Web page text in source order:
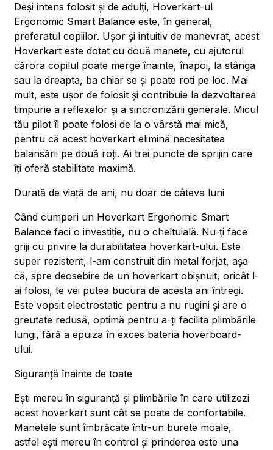
Deși intens folosit și de adulți, Hoverkart-ul
Ergonomic Smart Balance este, în general,
preferatul copiilor. Ușor și intuitiv de manevrat, acest
Hoverkart este dotat cu două manete, cu ajutorul
cărora copilul poate merge înainte, înapoi, la stânga
sau la dreapta, ba chiar se și poate roti pe loc. Mai
mult, este ușor de folosit și contribuie la dezvoltarea
timpurie a reflexelor și a sincronizării generale. Micul
tău pilot îl poate folosi de la o vârstă mai mică,
pentru că acest hoverkart elimină necesitatea
balansării pe două roți. Ai trei puncte de sprijin care
îți oferă stabilitate maximă.
Durată de viață de ani, nu doar de câteva luni
Când cumperi un Hoverkart Ergonomic Smart
Balance faci o investiție, nu o cheltuială. Nu-ți face
griji cu privire la durabilitatea hoverkart-ului. Este
super rezistent, l-am construit din metal forjat, așa
că, spre deosebire de un hoverkart obișnuit, oricât l-
ai folosi, te vei putea bucura de acesta ani întregi.
Este vopsit electrostatic pentru a nu rugini și are o
greutate redusă, optimă pentru a-ți facilita plimbările
lungi, fără a epuiza în exces bateria hoverboard-
ului.
Siguranță înainte de toate
Ești mereu în siguranță și plimbările în care utilizezi
acest hoverkart sunt cât se poate de confortabile.
Manetele sunt îmbrăcate într-un burete moale,
astfel ești mereu în control și prinderea este una